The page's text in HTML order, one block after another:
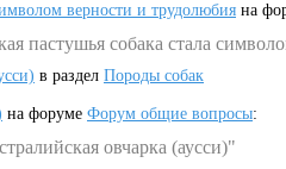
верности и трудолюбия на
пастушья собака стала
в раздел Породы собак
на форуме Форум общие вопросы:
овчарка (аусси)"